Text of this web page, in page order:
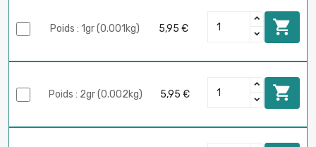
Poids : 1gr (0.001kg) 5,95 € 
Poids : 2gr (0.002kg) 5,95 € 